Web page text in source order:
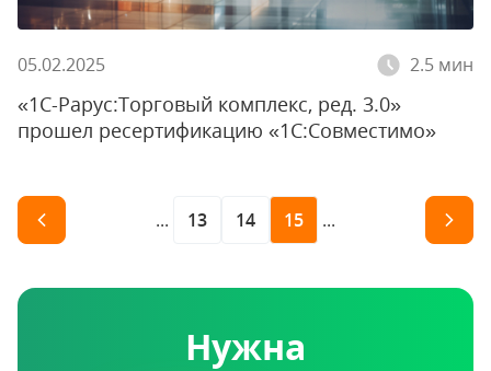
05.02.2025 2.5 мин
«1С-Рарус:Торговый комплекс, ред. 3.0»
прошел ресертификацию «1С:Совместимо»
... 13 14 15 ...
Нужна